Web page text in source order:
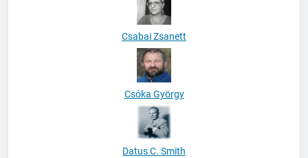
Csabai Zsanett
Csóka György
Datus C. Smith